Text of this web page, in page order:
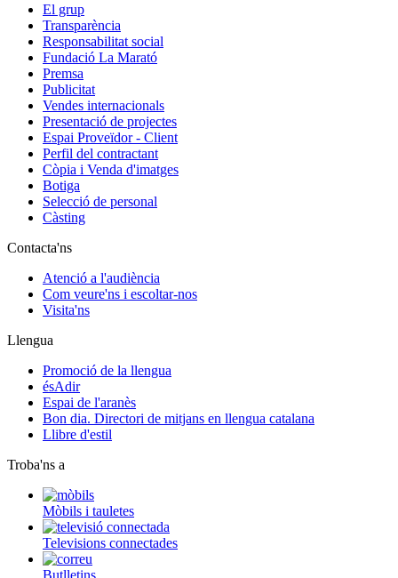
El grup
Transparència
Responsabilitat social
Fundació La Marató
Premsa
Publicitat
Vendes internacionals
Presentació de projectes
Espai Proveïdor - Client
Perfil del contractant
Còpia i Venda d'imatges
Botiga
Selecció de personal
Càsting
Contacta'ns
Atenció a l'audiència
Com veure'ns i escoltar-nos
Visita'ns
Llengua
Promoció de la llengua
ésAdir
Espai de l'aranès
Bon dia. Directori de mitjans en llengua catalana
Llibre d'estil
Troba'ns a
Mòbils i tauletes
Televisions connectades
Butlletins